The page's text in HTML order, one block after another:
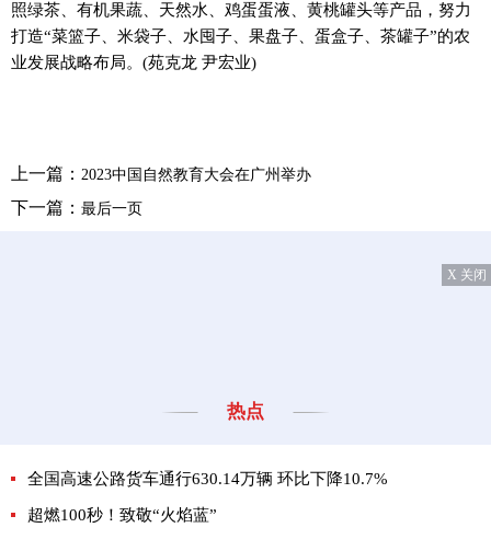
照绿茶、有机果蔬、天然水、鸡蛋蛋液、黄桃罐头等产品，努力
打造“菜篮子、米袋子、水囤子、果盘子、蛋盒子、茶罐子”的农
业发展战略布局。(苑克龙 尹宏业)
上一篇： 2023中国自然教育大会在广州举办
下一篇： 最后一页
X 关闭
热点
全国高速公路货车通行630.14万辆 环比下降10.7%
超燃100秒！致敬“火焰蓝”